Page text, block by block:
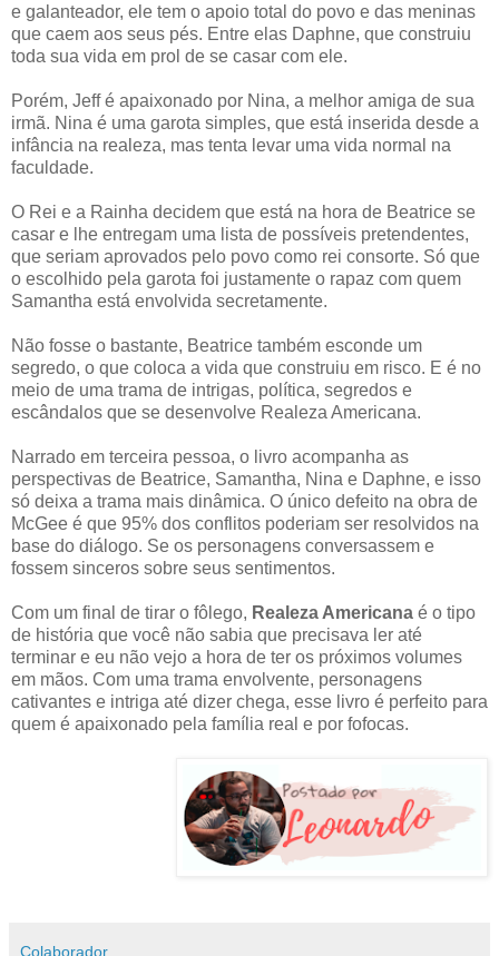
e galanteador, ele tem o apoio total do povo e das meninas
que caem aos seus pés. Entre elas Daphne, que construiu
toda sua vida em prol de se casar com ele.
Porém, Jeff é apaixonado por Nina, a melhor amiga de sua
irmã. Nina é uma garota simples, que está inserida desde a
infância na realeza, mas tenta levar uma vida normal na
faculdade.
O Rei e a Rainha decidem que está na hora de Beatrice se
casar e lhe entregam uma lista de possíveis pretendentes,
que seriam aprovados pelo povo como rei consorte. Só que
o escolhido pela garota foi justamente o rapaz com quem
Samantha está envolvida secretamente.
Não fosse o bastante, Beatrice também esconde um
segredo, o que coloca a vida que construiu em risco. E é no
meio de uma trama de intrigas, política, segredos e
escândalos que se desenvolve Realeza Americana.
Narrado em terceira pessoa, o livro acompanha as
perspectivas de Beatrice, Samantha, Nina e Daphne, e isso
só deixa a trama mais dinâmica. O único defeito na obra de
McGee é que 95% dos conflitos poderiam ser resolvidos na
base do diálogo. Se os personagens conversassem e
fossem sinceros sobre seus sentimentos.
Com um final de tirar o fôlego, Realeza Americana é o tipo
de história que você não sabia que precisava ler até
terminar e eu não vejo a hora de ter os próximos volumes
em mãos. Com uma trama envolvente, personagens
cativantes e intriga até dizer chega, esse livro é perfeito para
quem é apaixonado pela família real e por fofocas.
Colaborador